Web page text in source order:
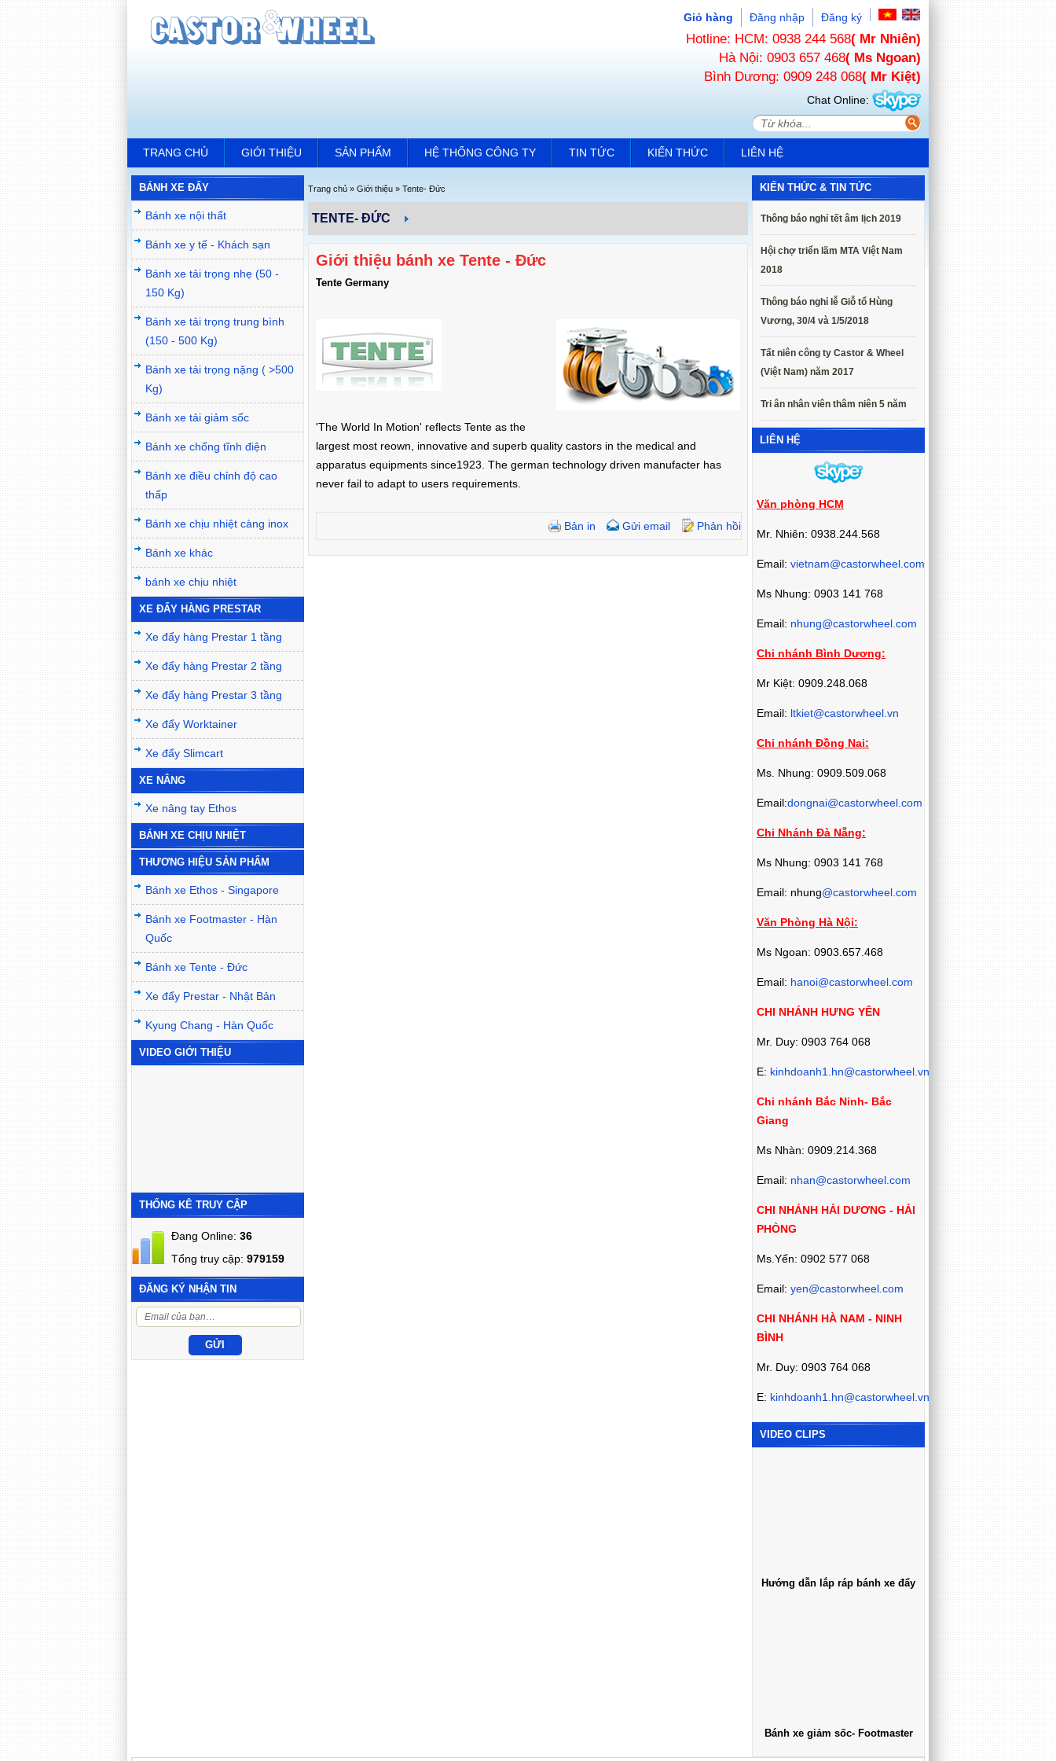
Đăng nhập Đăng ký
Giỏ hàng
Hotline: HCM: 0938 244 568( Mr Nhiên)
Hà Nội: 0903 657 468( Ms Ngoan)
Bình Dương: 0909 248 068( Mr Kiệt)
Chat Online:
TRANG CHỦ GIỚI THIỆU SẢN PHẨM HỆ THỐNG CÔNG TY TIN TỨC KIẾN THỨC LIÊN HỆ
BÁNH XE ĐẨY
Bánh xe nội thất
Bánh xe y tế - Khách sạn
Bánh xe tải trọng nhẹ (50 -
150 Kg)
Bánh xe tải trọng trung bình
(150 - 500 Kg)
Bánh xe tải trọng nặng ( >500
Kg)
Bánh xe tải giảm sốc
Bánh xe chống tĩnh điện
Bánh xe điều chỉnh độ cao
thấp
Bánh xe chịu nhiệt càng inox
Bánh xe khác
bánh xe chịu nhiệt
XE ĐẨY HÀNG PRESTAR
Xe đẩy hàng Prestar 1 tầng
Xe đẩy hàng Prestar 2 tầng
Xe đẩy hàng Prestar 3 tầng
Xe đẩy Worktainer
Xe đẩy Slimcart
XE NÂNG
Xe nâng tay Ethos
BÁNH XE CHỊU NHIỆT
THƯƠNG HIỆU SẢN PHẨM
Bánh xe Ethos - Singapore
Bánh xe Footmaster - Hàn
Quốc
Bánh xe Tente - Đức
Xe đẩy Prestar - Nhật Bản
Kyung Chang - Hàn Quốc
VIDEO GIỚI THIỆU
THỐNG KÊ TRUY CẬP
Đang Online: 36
Tổng truy cập: 979159
ĐĂNG KÝ NHẬN TIN
Trang chủ » Giới thiệu » Tente- Đức
TENTE- ĐỨC
Giới thiệu bánh xe Tente - Đức
Tente Germany
'The World In Motion' reflects Tente as the
largest most reown, innovative and superb quality castors in the medical and
apparatus equipments since1923. The german technology driven manufacter has
never fail to adapt to users requirements.
Bản in Gửi email Phản hồi
KIẾN THỨC & TIN TỨC
Thông báo nghỉ tết âm lịch 2019
Hội chợ triển lãm MTA Việt Nam
2018
Thông báo nghỉ lễ Giỗ tổ Hùng
Vương, 30/4 và 1/5/2018
Tất niên công ty Castor & Wheel
(Việt Nam) năm 2017
Tri ân nhân viên thâm niên 5 năm
LIÊN HỆ
Văn phòng HCM
Mr. Nhiên: 0938.244.568
Email: vietnam@castorwheel.com
Ms Nhung: 0903 141 768
Email: nhung@castorwheel.com
Chi nhánh Bình Dương:
Mr Kiệt: 0909.248.068
Email: ltkiet@castorwheel.vn
Chi nhánh Đồng Nai:
Ms. Nhung: 0909.509.068
Email:dongnai@castorwheel.com
Chi Nhánh Đà Nẵng:
Ms Nhung: 0903 141 768
Email: nhung@castorwheel.com
Văn Phòng Hà Nội:
Ms Ngoan: 0903.657.468
Email: hanoi@castorwheel.com
CHI NHÁNH HƯNG YÊN
Mr. Duy: 0903 764 068
E: kinhdoanh1.hn@castorwheel.vn
Chi nhánh Bắc Ninh- Bắc
Giang
Ms Nhàn: 0909.214.368
Email: nhan@castorwheel.com
CHI NHÁNH HẢI DƯƠNG - HẢI
PHÒNG
Ms.Yến: 0902 577 068
Email: yen@castorwheel.com
CHI NHÁNH HÀ NAM - NINH
BÌNH
Mr. Duy: 0903 764 068
E: kinhdoanh1.hn@castorwheel.vn
VIDEO CLIPS
Hướng dẫn lắp ráp bánh xe đẩy
Bánh xe giảm sốc- Footmaster